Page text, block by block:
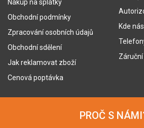
Nákup na splátky
Obchodní podmínky
Zpracování osobních údajů
Obchodní sdělení
Jak reklamovat zboží
Cenová poptávka
Kde
PROČ S